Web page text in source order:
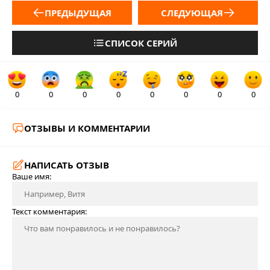
ПРЕДЫДУЩАЯ
СПИСОК СЕРИЙ
СЛЕДУЮЩАЯ
0 0 0 0 0 0 0 0
ОТЗЫВЫ И КОММЕНТАРИИ
НАПИСАТЬ ОТЗЫВ
Ваше имя:
Текст комментария: